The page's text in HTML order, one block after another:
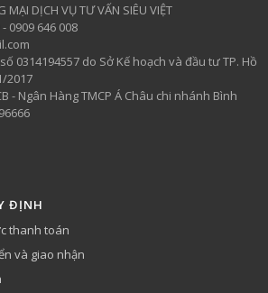
MẠI DỊCH VỤ TƯ VẤN SIÊU VIỆT
0909 646 008
0314194557 do Sở Kế hoạch và đầu tư TP. Hồ
2017
- Ngân Hàng TMCP Á Châu chi nhánh Bình
ĐỊNH
thanh toán
và giao nhận